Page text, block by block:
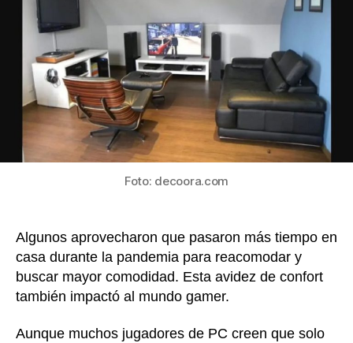
o
k
sala
en
un
Foto: decoora.com
Algunos aprovecharon que pasaron más tiempo en
casa durante la pandemia para reacomodar y
buscar mayor comodidad. Esta avidez de confort
también impactó al mundo gamer.
Aunque muchos jugadores de PC creen que solo